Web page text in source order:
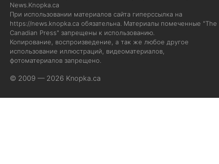
News.Knopka.ca
При использовании материалов сайта гиперссылка на
https://news.knopka.ca обязательна. Материалы помеченные "The
Canadian Press" запрещены к использованию.
Копирование, воспроизведение, а так же любое другое
использование иллюстраций, видеоматериалов,
фотоматериалов запрещено.
© 2009 — 2026 Knopka.ca